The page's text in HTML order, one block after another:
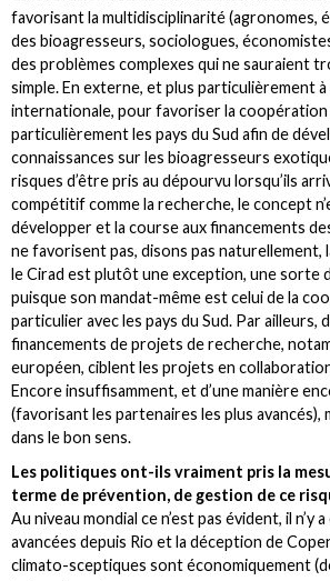
favorisant la multidisciplinarité (agronomes,
des bioagresseurs, sociologues,
des problèmes complexes qui ne sauraient
simple. En externe, et plus particulièrement à
internationale, pour favoriser la
particulièrement les pays du Sud afin de
connaissances sur les bioagresseurs
risques d’être pris au dépourvu lorsqu’ils
compétitif comme la recherche, le concept
développer et la course aux financements
ne favorisent pas, disons pas naturellement,
le Cirad est plutôt une exception, une sorte
puisque son mandat-même est celui de la
particulier avec les pays du Sud. Par ailleurs,
financements de projets de recherche,
européen, ciblent les projets en
Encore insuffisamment, et d’une manière
(favorisant les partenaires les plus avancés),
dans le bon sens.
Les politiques ont-ils vraiment pris la
terme de prévention, de gestion de ce
Au niveau mondial ce n’est pas évident, il n’y
avancées depuis Rio et la déception de
climato-sceptiques sont économiquement